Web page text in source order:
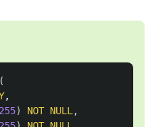
(
,
255) NOT NULL ,